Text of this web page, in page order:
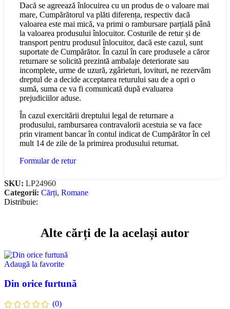
Dacă se agreează înlocuirea cu un produs de o valoare mai
mare, Cumpărătorul va plăti diferența, respectiv dacă
valoarea este mai mică, va primi o rambursare parțială până
la valoarea produsului înlocuitor. Costurile de retur și de
transport pentru produsul înlocuitor, dacă este cazul, sunt
suportate de Cumpărător. În cazul în care produsele a căror
returnare se solicită prezintă ambalaje deteriorate sau
incomplete, urme de uzură, zgârieturi, lovituri, ne rezervăm
dreptul de a decide acceptarea returului sau de a opri o
sumă, suma ce va fi comunicată după evaluarea
prejudiciilor aduse.
În cazul exercitării dreptului legal de returnare a
produsului, rambursarea contravalorii acestuia se va face
prin virament bancar în contul indicat de Cumpărător în cel
mult 14 de zile de la primirea produsului returnat.
Formular de retur
SKU: LP24960
Categorii: Cărți, Romane
Distribuie:
Alte cărți de la același autor
Adaugă la favorite
Din orice furtună
(0)